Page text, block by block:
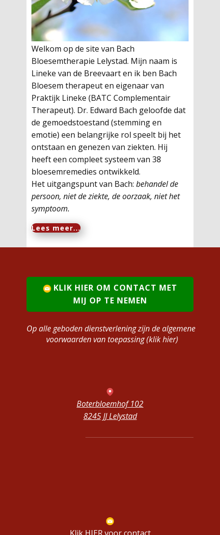
Welkom op de site van Bach
Bloesemtherapie Lelystad. Mijn naam is
Lineke van de Breevaart en ik ben Bach
Bloesem therapeut en eigenaar van
Praktijk Lineke (BATC Complementair
Therapeut). Dr. Edward Bach geloofde dat
de gemoedstoestand (stemming en
emotie) een belangrijke rol speelt bij het
ontstaan en genezen van ziekten. Hij
heeft een compleet systeem van 38
bloesemremedies ontwikkeld.
Het uitgangspunt van Bach: behandel de
persoon, niet de ziekte, de oorzaak, niet het
symptoom.
Lees meer...
KLIK HIER OM CONTACT MET
MIJ OP TE NEMEN
Op alle geboden dienstverlening zijn de algemene
voorwaarden van toepassing (klik hier)
Boterbloemhof 102
8245 JJ Lelystad